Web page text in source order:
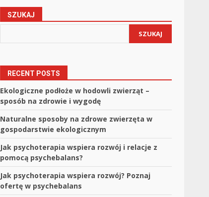
SZUKAJ
SZUKAJ
RECENT POSTS
Ekologiczne podłoże w hodowli zwierząt –
sposób na zdrowie i wygodę
Naturalne sposoby na zdrowe zwierzęta w
gospodarstwie ekologicznym
Jak psychoterapia wspiera rozwój i relacje z
pomocą psychebalans?
Jak psychoterapia wspiera rozwój? Poznaj
ofertę w psychebalans